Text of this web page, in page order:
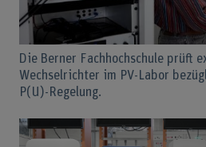
Die Berner Fachhochschule prüft
Wechselrichter im PV-Labor
P(U)-Regelung.